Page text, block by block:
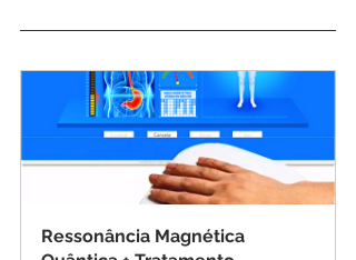
Ressonância Magnética